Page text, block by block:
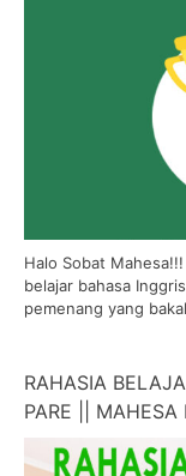
Halo Sobat
belajar bahasa
pemenang yang bakal
RAHASIA
PARE || MAHESA